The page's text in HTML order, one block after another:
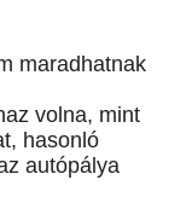
maradhatnak
volna, mint
hasonló
autópálya